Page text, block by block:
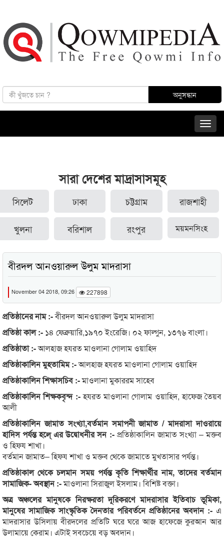
সারা দেশের মাদ্রাসাসমূহ
সিলেট ঢাকা চট্টগ্রাম রাজশাহী
খুলনা বরিশাল রংপুর ময়মনসিংহ
বীরদল আনওয়ারুল উলুম মাদরাসা
November 04 2018, 09:26 227898
প্রতিষ্ঠানের নাম :-বীরদল আনওয়ারুল উলুম মাদরাসা
প্রতিষ্ঠা কাল :- ১৪ ফেব্রুয়ারি,১৯৭০ ইংরেজি। ০২ ফাল্গুন, ১৩৭৬ বাংলা।
প্রতিষ্ঠাতা :-আলহাজ হযরত মাওলানা গোলাম ওয়াহিদ
প্রতিষ্ঠাকালিন মুহতামিম :-আলহাজ হযরত মাওলানা গোলাম ওয়াহিদ
প্রতিষ্ঠাকালিন শিক্ষাসচিব :-মাওলানা মুকাররম সাহেব
প্রতিষ্ঠাকালিন শিক্ষকবৃন্দ :-হযরত মাওলানা গোলাম ওয়াহিদ, হাফেজ তৈয়ব
আলী
প্রতিষ্ঠাকালিন জামাত সংখ্যা,বর্তমান সমাপনী জামাত / মাদরাসা দাওরায়ে
হাদিস পর্যন্ত হলে্ এর উদ্বোধনীর সন :- প্রতিষ্ঠাকালিন জামাত সংখ্যা – মক্তব
ও হিফয শাখা।
বর্তমান জামাত– হিফয শাখা ও মক্তব থেকে জামাতে মুখতাসার পর্যন্ত।
প্রতিষ্ঠাকাল থেকে চলমান সময় পর্যন্ত কৃতি শিক্ষার্থীর নাম, তাদের বর্তমান
সামাজিক- অবস্থান :-মাওলানা সিরাজুল ইসলাম। বিশিষ্ট বক্তা।
অত্র অঞ্চলের মানুষকে নিরক্ষরতা দূরিকরণে মাদরাসার ইতিবাচ ভূমিকা,
মানুষের সামাজিক সাংস্কৃতিক দৈনতার পরিবর্তনে প্রতিষ্ঠানের অবদান :- এ
মাদরাসার উসিলায় বীরদলের প্রতিটি ঘরে ঘরে আজ হাফেজে কুরআন আর
উলামায়ে কেরাম। এটাই সবচেয়ে বড় অবদান।